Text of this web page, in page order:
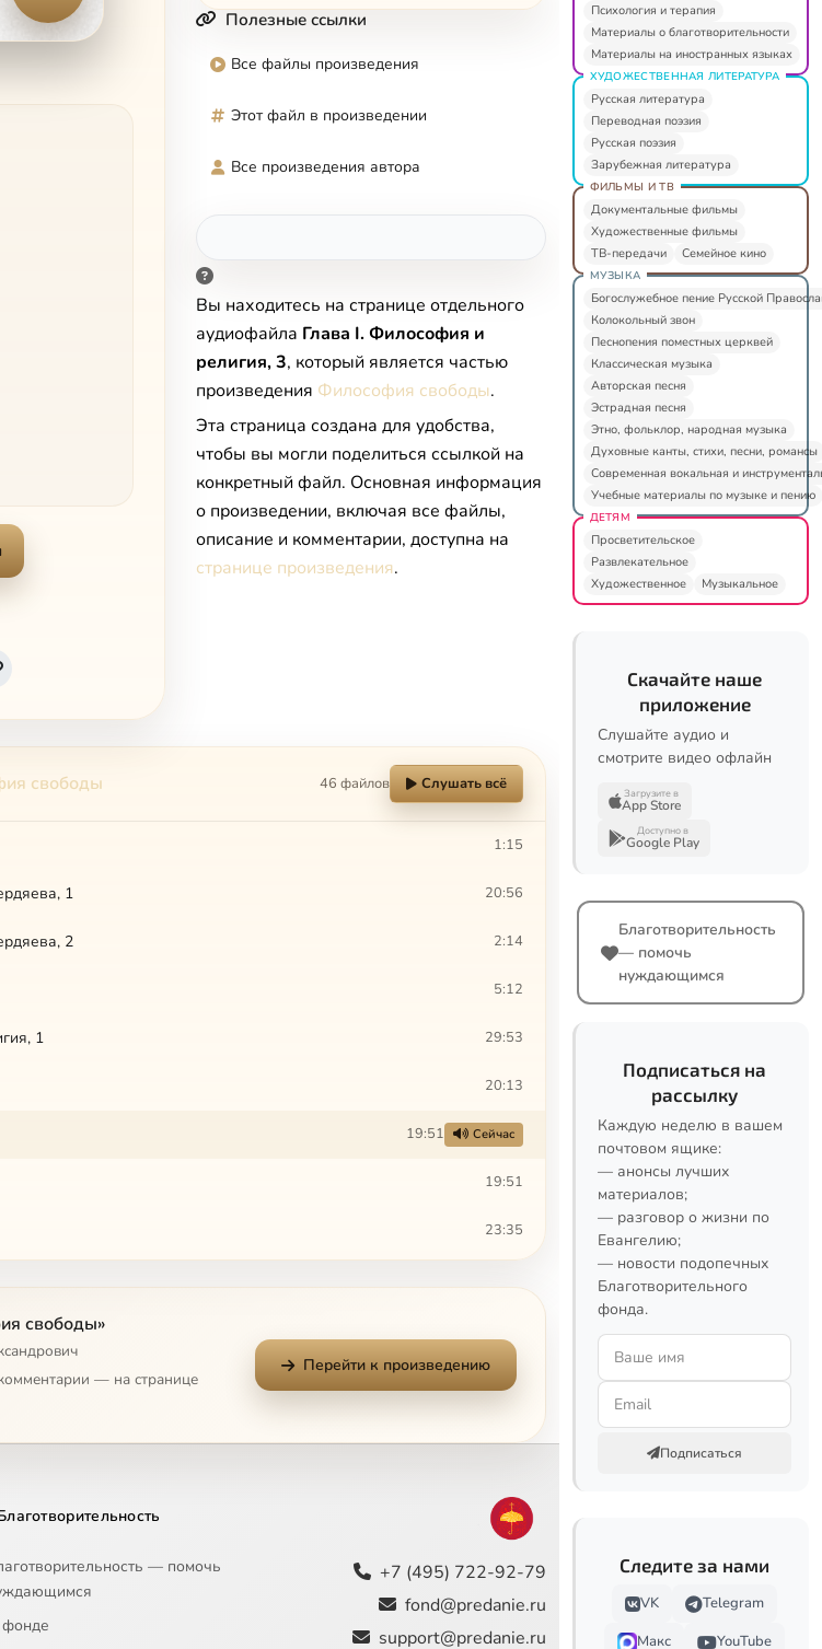
Полезные ссылки
Все файлы произведения
Этот файл в произведении
Все произведения автора
Вы находитесь на странице отдельного
аудиофайла Глава I. Философия и
религия, 3, который является частью
произведения Философия свободы.
Эта страница создана для удобства,
чтобы вы могли поделиться ссылкой на
конкретный файл. Основная информация
о произведении, включая все файлы,
описание и комментарии, доступна на
странице произведения.
свободы 46 файлов Слушать всё
1:15
1 20:56
2 2:14
5:12
1 29:53
20:13
19:51 Сейчас
19:51
23:35
9:31
2 5:41
3 9:46
4 6:03
свободы»
— на странице
Перейти к произведению
— помочь
+7 (495) 722-92-79
fond@predanie.ru
support@predanie.ru
Психология и терапия
Материалы о благотворительности
Материалы на иностранных языках
ХУДОЖЕСТВЕННАЯ ЛИТЕРАТУРА
Русская литература
Переводная поэзия
Русская поэзия
Зарубежная литература
ФИЛЬМЫ И ТВ
Документальные фильмы
Художественные фильмы
ТВ-передачи
Семейное кино
МУЗЫКА
Богослужебное пение Русской
Колокольный звон
Песнопения поместных церквей
Классическая музыка
Авторская песня
Эстрадная песня
Этно, фольклор, народная музыка
Духовные канты, стихи, песни, романсы
Современная вокальная и
Учебные материалы по музыке и пению
ДЕТЯМ
Просветительское
Развлекательное
Художественное
Музыкальное
Скачайте наше
приложение
Слушайте аудио и
смотрите видео офлайн
Загрузите в
App Store
Доступно в
Google Play
Благотворительность
— помочь
нуждающимся
Подписаться на
рассылку
Каждую неделю в вашем
почтовом ящике:
— анонсы лучших
материалов;
— разговор о жизни по
Евангелию;
— новости подопечных
Благотворительного
фонда.
Подписаться
Следите за нами
VK
Telegram
Макс
YouTube